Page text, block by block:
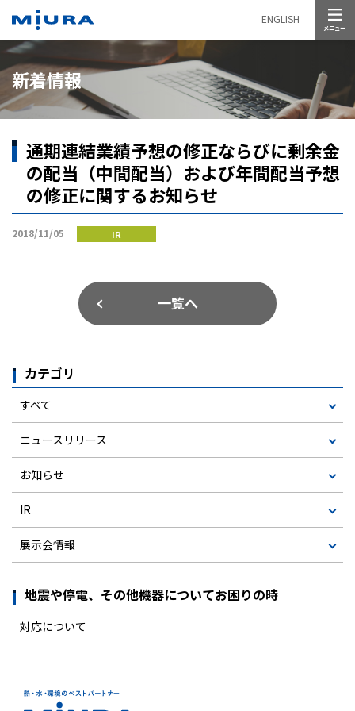
ENGLISH
新着情報
通期連結業績予想の修正ならびに剰余金
の配当（中間配当）および年間配当予想
の修正に関するお知らせ
2018/11/05 IR
一覧へ
カテゴリ
すべて
ニュースリリース
お知らせ
IR
展示会情報
地震や停電、その他機器についてお困りの時
対応について